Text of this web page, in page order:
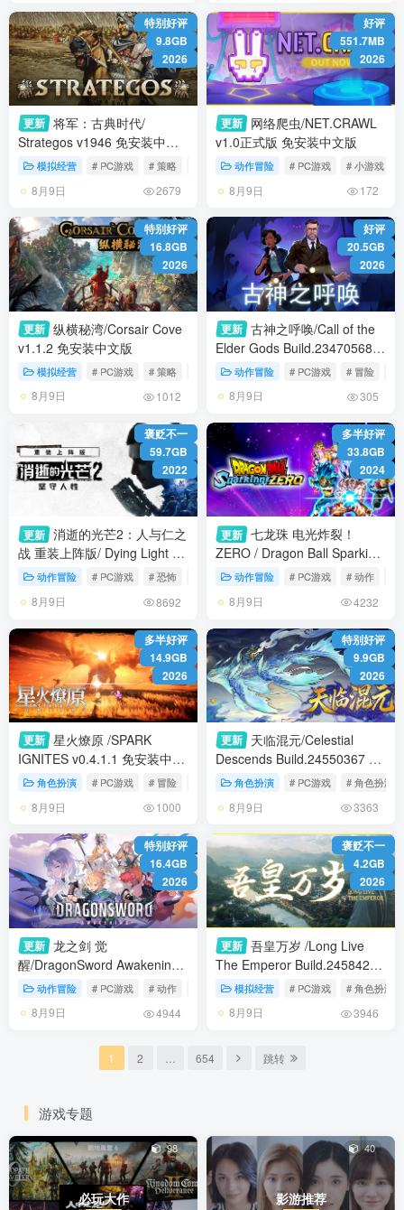
特别好评
9.8GB
2026
更新 将军：古典时代/
Strategos v1946 免安装中文
版
模拟经营 # PC游戏 # 策略
8月9日 2679
好评
551.7MB
2026
更新 网络爬虫/NET.CRAWL
v1.0正式版 免安装中文版
动作冒险 # PC游戏 # 小游戏
8月9日 172
特别好评
16.8GB
2026
更新 纵横秘湾/Corsair Cove
v1.1.2 免安装中文版
模拟经营 # PC游戏 # 策略
8月9日 1012
好评
20.5GB
2026
更新 古神之呼唤/Call of the
Elder Gods Build.23470568
免安装中文版
动作冒险 # PC游戏 # 冒险
8月9日 305
褒贬不一
59.7GB
2022
更新 消逝的光芒2：人与仁之
战 重装上阵版/ Dying Light 2
Stay Human/ 单机+联机
v1.29.1终极版 全DLC 送修改
器+艾琳娜MOD 免安装中文版
动作冒险 # PC游戏 # 恐怖 # 开放世界
8月9日 8692
多半好评
33.8GB
2024
更新 七龙珠 电光炸裂！
ZERO / Dragon Ball Sparking
Zero /单机+联机 v20260807
全DLC 送修改器 免安装中文
版
动作冒险 # PC游戏 # 动作
8月9日 4232
多半好评
14.9GB
2026
更新 星火燎原 /SPARK
IGNITES v0.4.1.1 免安装中文
版
角色扮演 # PC游戏 # 冒险 # 角色扮演
8月9日 1000
特别好评
9.9GB
2026
更新 天临混元/Celestial
Descends Build.24550367 免
安装中文版
角色扮演 # PC游戏 # 角色扮演
8月9日 3363
特别好评
16.4GB
2026
更新 龙之剑 觉
醒/DragonSword Awakening
v1.0.8 免安装中文版
动作冒险 # PC游戏 # 动作
8月9日 4944
褒贬不一
4.2GB
2026
更新 吾皇万岁 /Long Live
The Emperor Build.24584225
免安装中文版
模拟经营 # PC游戏 # 角色扮演
8月9日 3946
1 2 654 跳转
游戏专题
必玩大作
98
影游推荐
40